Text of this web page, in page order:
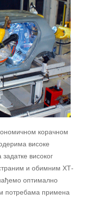
корачном
високе
високог
и обимним ХТ-
оптимално
потребама примена